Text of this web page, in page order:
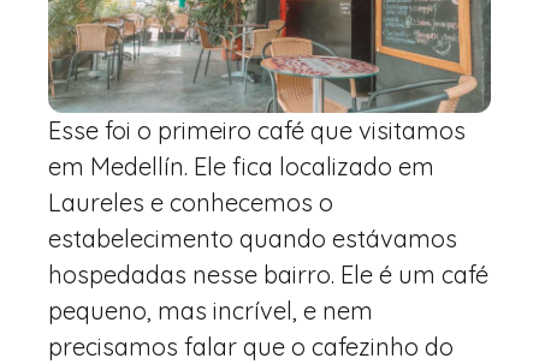
Esse foi o primeiro café que visitamos
em Medellín. Ele fica localizado em
Laureles e conhecemos o
estabelecimento quando estávamos
hospedadas nesse bairro. Ele é um café
pequeno, mas incrível, e nem
precisamos falar que o cafezinho do